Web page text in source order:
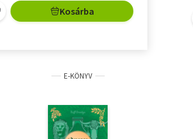
Kosárba
E-KÖNYV